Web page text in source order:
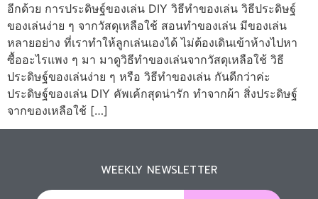
อีกด้วย การประดิษฐ์ของเล่น DIY วิธีทำของเล่น วิธีประดิษฐ์
ของเล่นง่าย ๆ จากวัสดุเหลือใช้ สอนทําของเล่น มีของเล่น
หลายอย่าง ที่เราทำให้ลูกเล่นเองได้ ไม่ต้องเดินเข้าห้างไปหา
ซื้ออะไรแพง ๆ มา มาดูวิธีทำของเล่นจากวัสดุเหลือใช้ วิธี
ประดิษฐ์ของเล่นง่าย ๆ หรือ วิธีทําของเล่น กันดีกว่าค่ะ
ประดิษฐ์ของเล่น DIY คัพเค้กสุดน่ารัก ทำจากผ้า สิ่งประดิษฐ์
จากของเหลือใช้ […]
WEEKLY NEWSLETTER